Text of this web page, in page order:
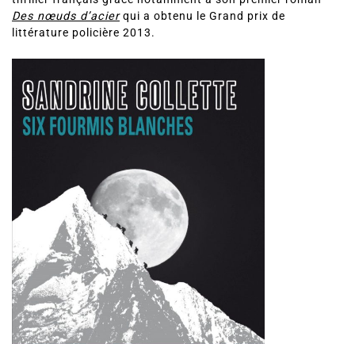
Des nœuds d’acierqui a obtenu le Grand prix de
littérature policière 2013.